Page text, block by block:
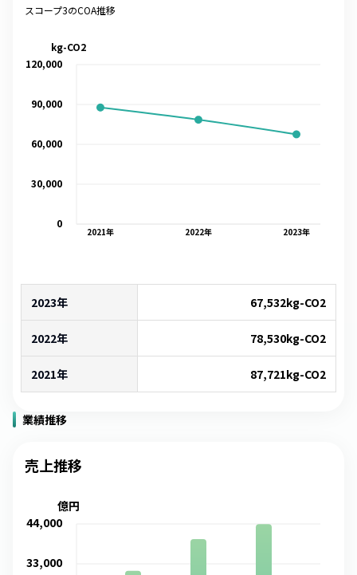
スコープ3のCOA推移
2021年 2022年 2023年
0
30,000
60,000
90,000
120,000
kg-CO2
2023年 67,532kg-CO2
2022年 78,530kg-CO2
2021年 87,721kg-CO2
業績推移
売上推移
33,000
44,000
億円